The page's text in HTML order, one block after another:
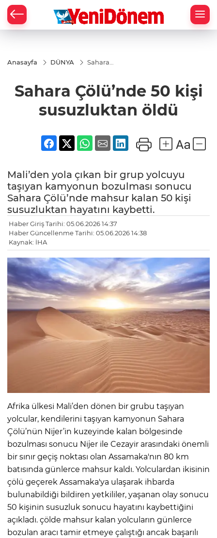
Anasayfa DÜNYA
Sahara
susuzluktan
öldü
Sahara Çölü’nde 50 kişi
susuzluktan öldü
Mali’den yola çıkan bir grup yolcuyu
taşıyan kamyonun bozulması sonucu
Sahara Çölü’nde mahsur kalan 50 kişi
susuzluktan hayatını kaybetti.
Haber Giriş Tarihi: 05.06.2026 14:37
Haber Güncellenme Tarihi: 05.06.2026 14:38
Kaynak: İHA
Afrika ülkesi Mali’den dönen bir grubu taşıyan
yolcular, kendilerini taşıyan kamyonun Sahara
Çölü’nün Nijer’in kuzeyinde kalan bölgesinde
bozulması sonucu Nijer ile Cezayir arasındaki önemli
bir sınır geçiş noktası olan Assamaka'nın 80 km
batısında günlerce mahsur kaldı. Yolculardan ikisinin
çölü geçerek Assamaka'ya ulaşarak ihbarda
bulunabildiği bildiren yetkililer, yaşanan olay sonucu
50 kişinin susuzluk sonucu hayatını kaybettiğini
açıkladı. çölde mahsur kalan yolcuların günlerce
bozulan aracı tamir etmeye çalıştığı ancak başarılı